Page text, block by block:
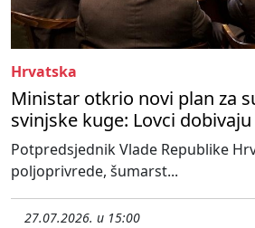
Hrvatska
Ministar otkrio novi plan za
svinjske kuge: Lovci
Potpredsjednik Vlade Republike
poljoprivrede, šumarst...
27.07.2026. u 15:00